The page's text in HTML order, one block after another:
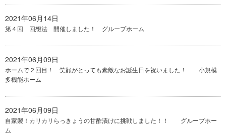
2021年06月14日
第４回 回想法 開催しました！ グループホーム
2021年06月09日
ホームで２回目！ 笑顔がとっても素敵なお誕生日を祝いました！ 小規模
多機能ホーム
2021年06月09日
自家製！カリカリらっきょうの甘酢漬けに挑戦しました！！ グループホー
ム